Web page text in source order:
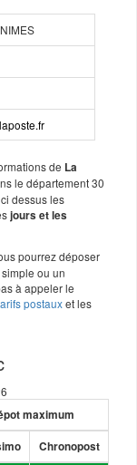
de La
le département 30
dessus les
jours et les
pourrez déposer
ou un
à appeler le
postauxet les
maximum
Chronopost